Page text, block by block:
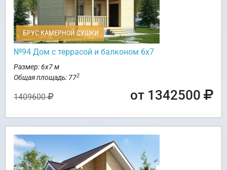
БРУС КАМЕРНОЙ СУШКИ
№94 Дом с террасой и балконом 6х7
Размер: 6х7 м
Общая площадь: 772
1409600 от 1342500